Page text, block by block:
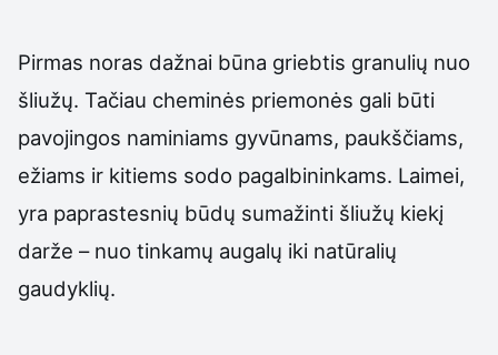
Pirmas noras dažnai būna griebtis granulių nuo
šliužų. Tačiau cheminės priemonės gali būti
pavojingos naminiams gyvūnams, paukščiams,
ežiams ir kitiems sodo pagalbininkams. Laimei,
yra paprastesnių būdų sumažinti šliužų kiekį
darže – nuo tinkamų augalų iki natūralių
gaudyklių.